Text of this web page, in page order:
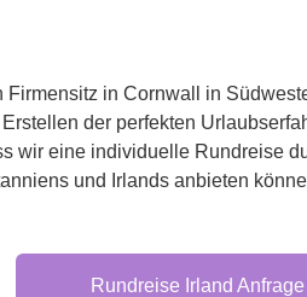
in Cornwall in
der perfekten
wir eine individuelle Rundreise
und Irlands anbieten
Rundreise Irland Anfrage